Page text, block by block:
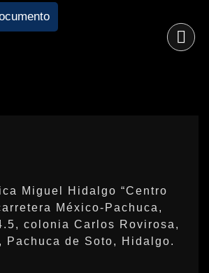
Miguel Hidalgo “Centro
México-Pachuca,
colonia Carlos Rovirosa,
Pachuca de Soto, Hidalgo.